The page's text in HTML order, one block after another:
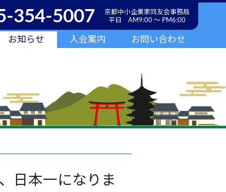
お知らせ 入会案内 お問い合わせ
354-5007
京都中小企業家同友会事務局
平日 AM9:00 ～ PM6:00
日本一になりま